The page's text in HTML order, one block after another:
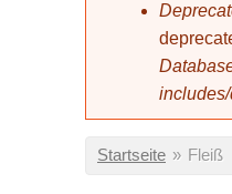
Sie sind
Startseite » Fleiß